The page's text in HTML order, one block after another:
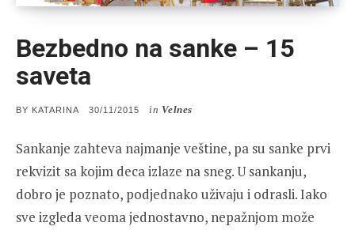
Bezbedno na sanke – 15
saveta
BY KATARINA
POSTED
30/11/2015 in Velnes
Sankanje zahteva najmanje veštine, pa su sanke prvi
rekvizit sa kojim deca izlaze na sneg. U sankanju,
dobro je poznato, podjednako uživaju i odrasli. Iako
sve izgleda veoma jednostavno, nepažnjom može